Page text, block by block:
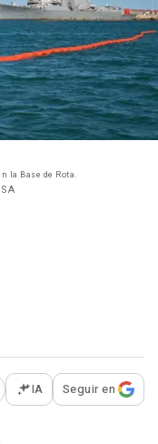
la Base de Rota.
opciones para
IA Seguir en